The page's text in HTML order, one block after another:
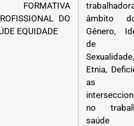
FORMATIVA
DO
EQUIDADE
âmbito
Gênero,
de
Etnia,
as
no
saúde